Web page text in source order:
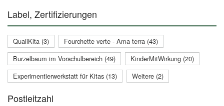
Label, Zertifizierungen
QualiKita (3)
Fourchette verte - Ama terra (43)
Burzelbaum im Vorschulbereich (49)
KinderMitWirkung (20)
Experimentierwerkstatt für Kitas (13)
Weitere (2)
Postleitzahl